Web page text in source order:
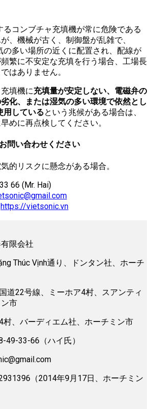
るコンブチャ充填機が常に危険である
、機械が古く、制御盤が乱雑で、
の多い場所の近くに配置され、配線が
繁に不安定な充填を行う場合、工場長
はありません。
填機に充填量が安定しない、電磁弁の
化、または湿気の多い環境で依然とし
用しているという兆候がある場合は、
めに再点検してください。
問い合わせください
的リスクに懸念がある場合。
66 (Mr. Hai)
https://vietsonic.vn
限会社
Thúc Vịnh通り、ドンタン社、ホーチ
道22号線、ミーホア4村、スアンティ
市
村、バーディエム社、ホーチミン市
49-33-66（ハイ氏）
（2014年9月17日、ホーチミン